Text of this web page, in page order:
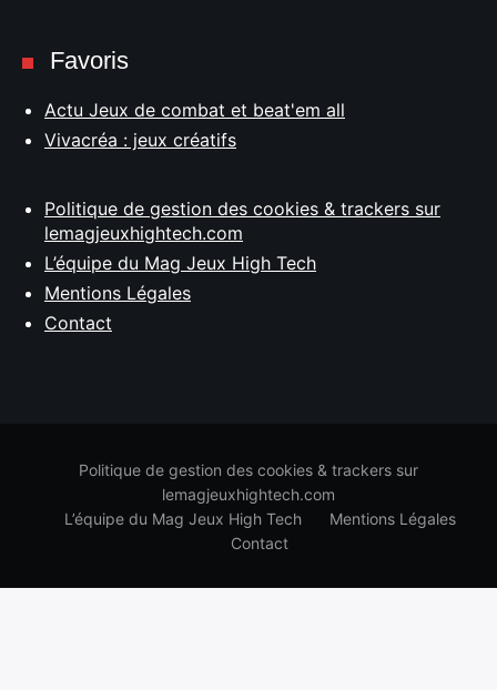
Favoris
Actu Jeux de combat et beat'em all
Vivacréa : jeux créatifs
Politique de gestion des cookies & trackers sur
lemagjeuxhightech.com
L’équipe du Mag Jeux High Tech
Mentions Légales
Contact
Politique de gestion des cookies & trackers sur
lemagjeuxhightech.com
L’équipe du Mag Jeux High Tech
Mentions Légales
Contact